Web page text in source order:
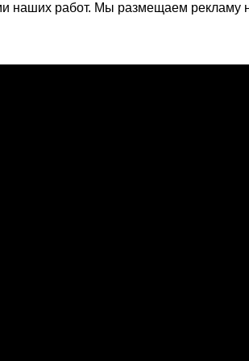
наших работ. Мы размещаем рекламу